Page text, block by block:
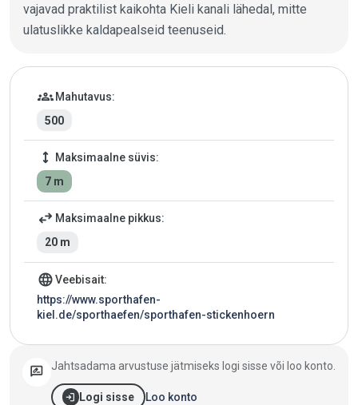
vajavad praktilist kaikohta Kieli kanali lähedal, mitte
ulatuslikke kaldapealseid teenuseid.
Jahtsadama andmed
groups Mahutavus:
500
height
Maksimaalne süvis:
7 m
swap_horiz Maksimaalne pikkus:
20 m
languageVeebisait:
https://www.sporthafen-
kiel.de/sporthaefen/sporthafen-stickenhoern
rate_review Jahtsadama arvustuse jätmiseks logi sisse või loo konto.
login Logi sisse Loo konto